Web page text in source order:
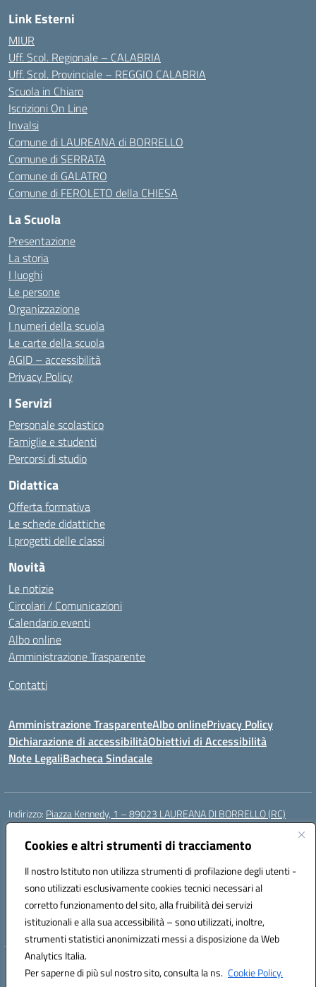
Cookies e altri strumenti di tracciamento
Il nostro Istituto non utilizza strumenti di profilazione degli utenti -
sono utilizzati esclusivamente cookies tecnici necessari al
corretto funzionamento del sito, alla fruibilità dei servizi
istituzionali e alla sua accessibilità – sono utilizzati, inoltre,
strumenti statistici anonimizzati messi a disposizione da Web
Analytics Italia.
Per saperne di più sul nostro sito, consulta la ns. Cookie Policy.
Link Esterni
MIUR
Uff. Scol. Regionale – CALABRIA
Uff. Scol. Provinciale – REGGIO CALABRIA
Scuola in Chiaro
Iscrizioni On Line
Invalsi
Comune di LAUREANA di BORRELLO
Comune di SERRATA
Comune di GALATRO
Comune di FEROLETO della CHIESA
La Scuola
Presentazione
La storia
I luoghi
Le persone
Organizzazione
I numeri della scuola
Le carte della scuola
AGID – accessibilità
Privacy Policy
I Servizi
Personale scolastico
Famiglie e studenti
Percorsi di studio
Didattica
Offerta formativa
Le schede didattiche
I progetti delle classi
Novità
Le notizie
Circolari / Comunicazioni
Calendario eventi
Albo online
Amministrazione Trasparente
Contatti
Amministrazione TrasparenteAlbo onlinePrivacy Policy
Dichiarazione di accessibilitàObiettivi di Accessibilità
Note LegaliBacheca Sindacale
Indirizzo: Piazza Kennedy, 1 – 89023 LAUREANA DI BORRELLO (RC)
Centralino:
Posta elettronica certificata (PEC):rcic84800t@pec.istruzione.it
Codice fiscale: 82000940807
Codice meccanografico:RCIC84800T
Codice Indice delle Pubbliche Amministrazioni (IPA): istsc_rcic84800t
Codice unico di fatturazione (CUF): UF3A7N
Hosting & Powered by 3D Solution S.r.l.
Concept & Design by Designers Italia